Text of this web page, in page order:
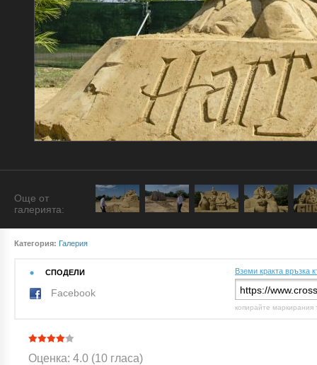
Още от
галерията:
Категория: Галерия
СПОДЕЛИ
Facebook
Вземи кракта връзка
копирайте маркирания
Оценка: 4.0 (10 гласа)